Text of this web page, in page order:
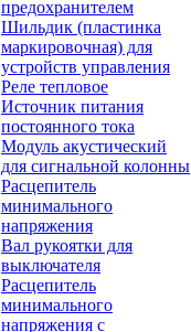
предохранителем
Шильдик (пластинка
маркировочная) для
устройств управления
Реле тепловое
Источник питания
постоянного тока
Модуль акустический
для сигнальной колонны
Расцепитель
минимального
напряжения
Вал рукоятки для
выключателя
Расцепитель
минимального
напряжения с